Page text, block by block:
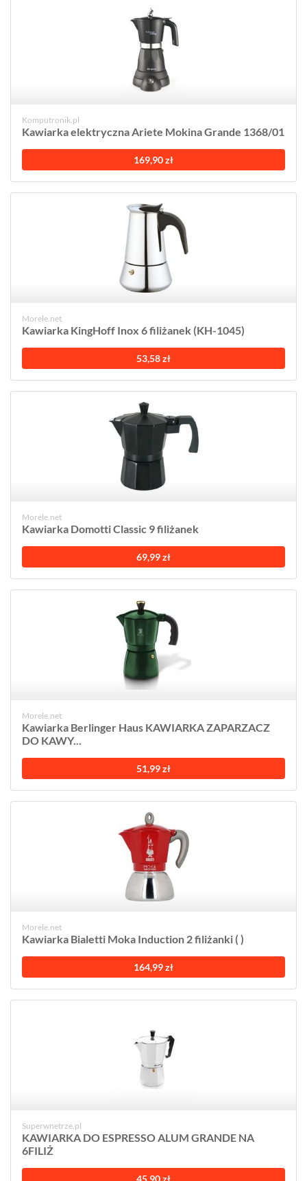
Komputronik.pl
Kawiarka elektryczna Ariete Mokina Grande 1368/01
169,90 zł
Morele.net
Kawiarka KingHoff Inox 6 filiżanek (KH-1045)
53,58 zł
Morele.net
Kawiarka Domotti Classic 9 filiżanek
69,99 zł
Morele.net
Kawiarka Berlinger Haus KAWIARKA ZAPARZACZ
DO KAWY...
51,99 zł
Morele.net
Kawiarka Bialetti Moka Induction 2 filiżanki ( )
164,99 zł
Superwnetrze.pl
KAWIARKA DO ESPRESSO ALUM GRANDE NA
6FILIŻ
45,90 zł